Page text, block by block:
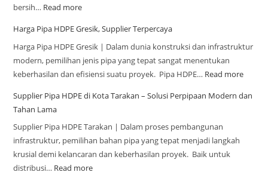
bersih… Read more
Harga Pipa HDPE Gresik, Supplier Terpercaya
Harga Pipa HDPE Gresik | Dalam dunia konstruksi dan infrastruktur
modern, pemilihan jenis pipa yang tepat sangat menentukan
keberhasilan dan efisiensi suatu proyek. Pipa HDPE… Read more
Supplier Pipa HDPE di Kota Tarakan – Solusi Perpipaan Modern dan
Tahan Lama
Supplier Pipa HDPE Tarakan | Dalam proses pembangunan
infrastruktur, pemilihan bahan pipa yang tepat menjadi langkah
krusial demi kelancaran dan keberhasilan proyek. Baik untuk
distribusi… Read more